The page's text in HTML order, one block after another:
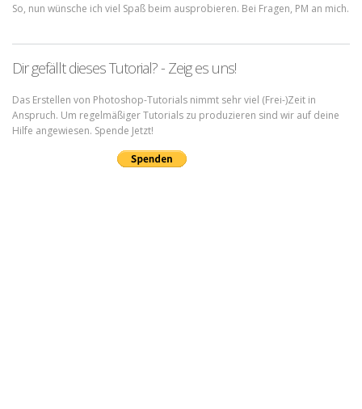
So, nun wünsche ich viel Spaß beim ausprobieren. Bei Fragen, PM an mich.
Dir gefällt dieses Tutorial? - Zeig es uns!
Das Erstellen von Photoshop-Tutorials nimmt sehr viel (Frei-)Zeit in
Anspruch. Um regelmäßiger Tutorials zu produzieren sind wir auf deine
Hilfe angewiesen. Spende Jetzt!